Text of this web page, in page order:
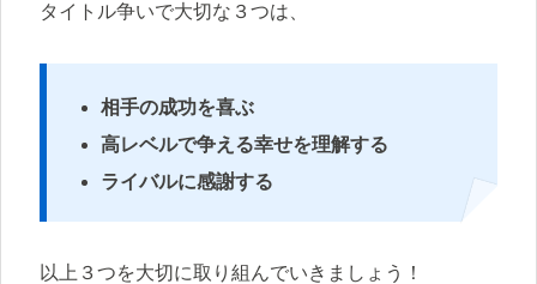
タイトル争いで大切な３つは、
相手の成功を喜ぶ
高レベルで争える幸せを理解する
ライバルに感謝する
以上３つを大切に取り組んでいきましょう！